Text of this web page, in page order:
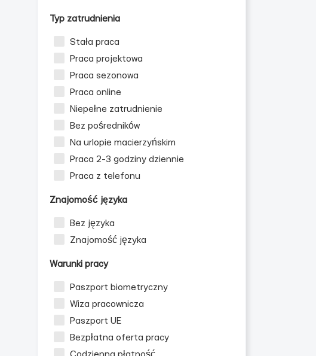
Typ zatrudnienia
Stała praca
Praca projektowa
Praca sezonowa
Praca online
Niepełne zatrudnienie
Bez pośredników
Na urlopie macierzyńskim
Praca 2-3 godziny dziennie
Praca z telefonu
Znajomość języka
Bez języka
Znajomość języka
Warunki pracy
Paszport biometryczny
Wiza pracownicza
Paszport UE
Bezpłatna oferta pracy